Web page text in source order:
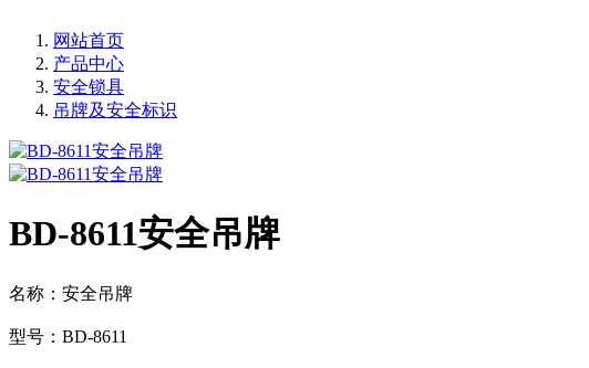
网站首页
产品中心
安全锁具
吊牌及安全标识
BD-8611安全吊牌
名称：安全吊牌
型号：BD-8611